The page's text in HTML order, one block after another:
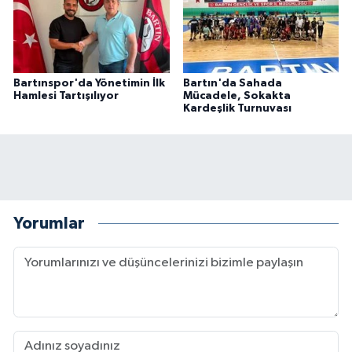
Bartınspor'da Yönetimin İlk
Hamlesi Tartışılıyor
Bartın'da Sahada
Mücadele, Sokakta
Kardeşlik Turnuvası
Yorumlar